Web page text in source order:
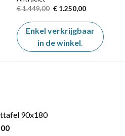
€1.449,00 Oorspronkelijke
was:
€ 1.449,00.
€1.250,00Huidige
is:
€ 1.250,00.
Enkel verkrijgbaar
in de winkel
90x180
Huidige